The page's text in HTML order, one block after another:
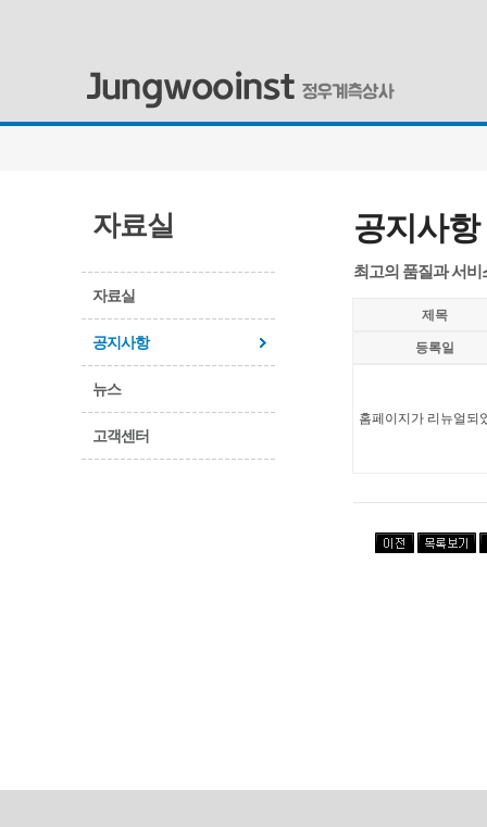
자료실
자료실
공지사항
뉴스
고객센터
공지사항
최고의 품질과 서
제목
등록일
홈페이지가 리뉴얼되